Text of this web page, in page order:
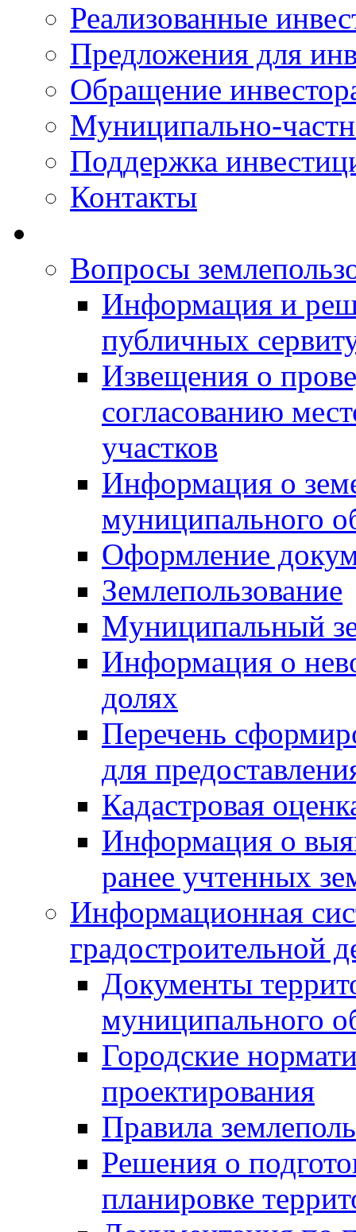
Реализованные
Предложения для
Обращение
Муниципально-
Поддержка
Контакты
Вопросы
Информация и
публичных
Извещения о
согласованию
участков
Информация о
муниципального
Оформление
Землепользование
Муниципальный
Информация о
долях
Перечень
для
Кадастровая
Информация о
ранее учтенных
Информационная
градостроительной
Документы
муниципального
Городские
проектирования
Правила
Решения о
планировке